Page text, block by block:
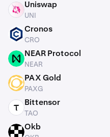
UNI Uniswap
UNI
CRO Cronos
CRO
NEAR NEAR Protocol
NEAR
PAXG PAX Gold
PAXG
TAO Bittensor
TAO
Okb